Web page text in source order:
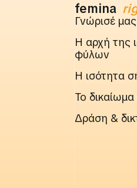
femina
Γνώρισέ μας
Η αρχή της
φύλων
Η ισότητα
Το
Δράση &